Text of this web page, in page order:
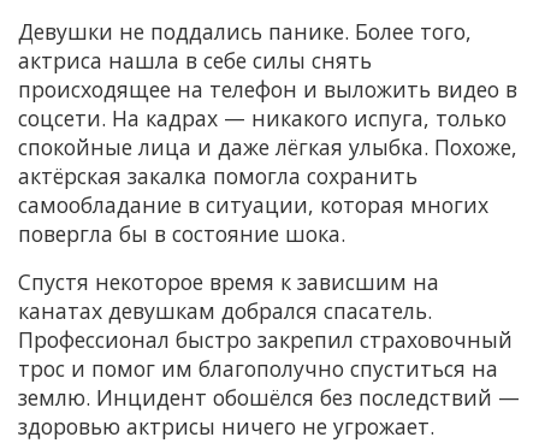
Девушки не поддались панике. Более того,
актриса нашла в себе силы снять
происходящее на телефон и выложить видео в
соцсети. На кадрах — никакого испуга, только
спокойные лица и даже лёгкая улыбка. Похоже,
актёрская закалка помогла сохранить
самообладание в ситуации, которая многих
повергла бы в состояние шока.
Спустя некоторое время к зависшим на
канатах девушкам добрался спасатель.
Профессионал быстро закрепил страховочный
трос и помог им благополучно спуститься на
землю. Инцидент обошёлся без последствий —
здоровью актрисы ничего не угрожает.